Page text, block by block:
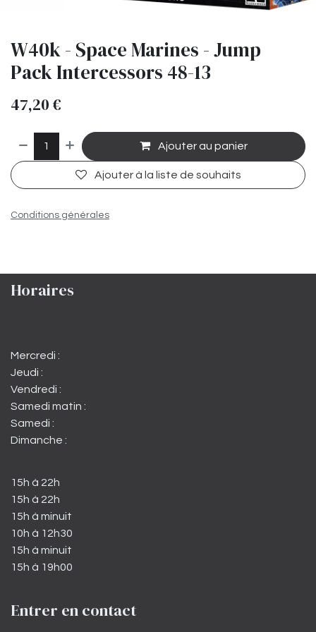
W40k - Space Marines - Jump
Pack Intercessors 48-13
47,20 €
Ajouter au panier
Ajouter à la liste de souhaits
Conditions générales
Horaires
Mercredi :
Jeudi :
Vendredi :
Samedi matin :
Samedi :
Dimanche :
15h à 22h
15h à 22h
15h à minuit
10h à 12h30
15h à minuit
15h à 19h00
Entrer en contact